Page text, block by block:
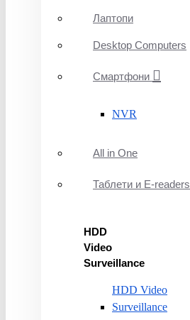
Лаптопи
Desktop Computers
Смартфони
NVR
All in One
Таблети и E-readers
HDD
Video
Surveillance
HDD Video
Surveillance